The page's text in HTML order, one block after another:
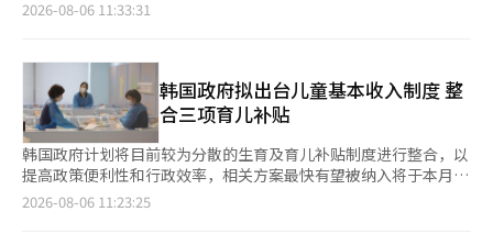
营销争议密切相关。今年5月18日光州民主化运动纪念日当天，星
巴克韩国在营销文案中使用了“坦克日”等措辞，被舆论质疑影射
并消费“5·18”光州民主化运动，
2026-08-06 11:33:31
韩国政府拟出台儿童基本收入制度 整
合三项育儿补贴
韩国政府计划将目前较为分散的生育及育儿补贴制度进行整合，以
提高政策便利性和行政效率，相关方案最快有望被纳入将于本月公
布的明年政府预算案。 综合国会及相关政府部门消息，保健福祉
2026-08-06 11:23:25